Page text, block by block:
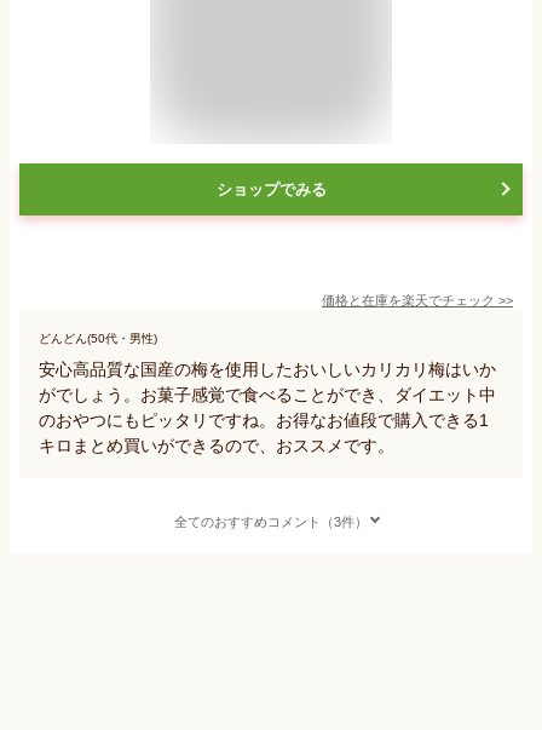
ショップでみる
価格と在庫を楽天でチェック >>
どんどん(50代・男性)
安心高品質な国産の梅を使用したおいしいカリカリ梅はいか
がでしょう。お菓子感覚で食べることができ、ダイエット中
のおやつにもピッタリですね。お得なお値段で購入できる1
キロまとめ買いができるので、おススメです。
全てのおすすめコメント（3件）